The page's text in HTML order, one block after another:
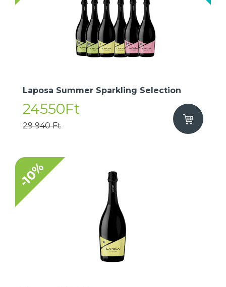
Laposa Summer Sparkling Selection
24550Ft
29 940 Ft
-10%